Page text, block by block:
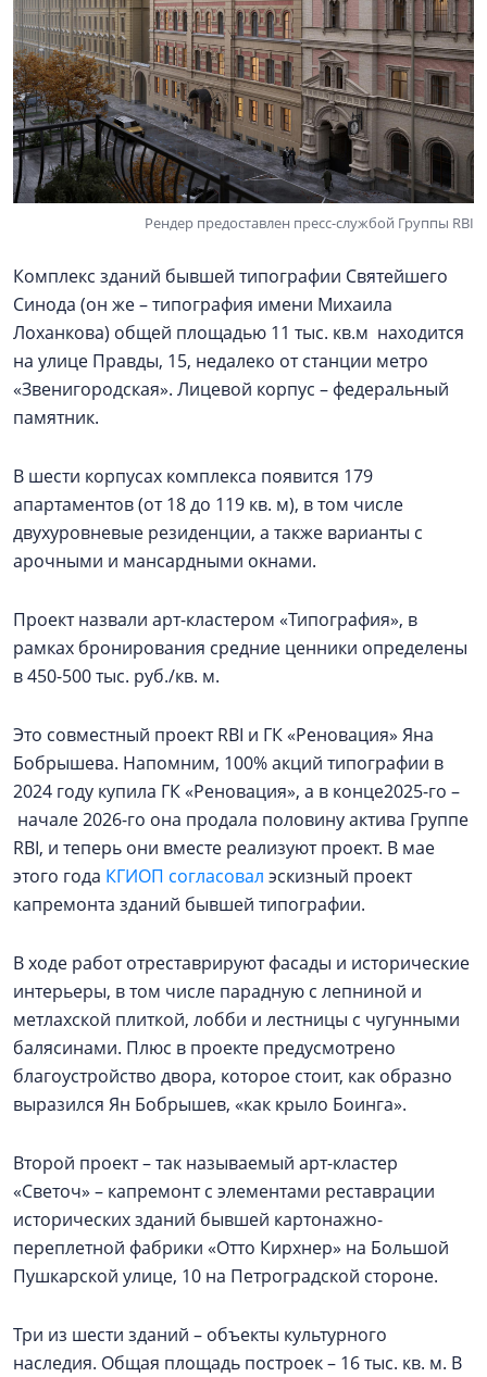
Рендер предоставлен пресс-службой Группы RBI
Комплекс зданий бывшей типографии Святейшего
Синода (он же – типография имени Михаила
Лоханкова) общей площадью 11 тыс. кв.м находится
на улице Правды, 15, недалеко от станции метро
«Звенигородская». Лицевой корпус – федеральный
памятник.
В шести корпусах комплекса появится 179
апартаментов (от 18 до 119 кв. м), в том числе
двухуровневые резиденции, а также варианты с
арочными и мансардными окнами.
Проект назвали арт-кластером «Типография», в
рамках бронирования средние ценники определены
в 450-500 тыс. руб./кв. м.
Это совместный проект RBI и ГК «Реновация» Яна
Бобрышева. Напомним, 100% акций типографии в
2024 году купила ГК «Реновация», а в конце2025-го –
начале 2026-го она продала половину актива Группе
RBI, и теперь они вместе реализуют проект. В мае
этого года КГИОП согласовал эскизный проект
капремонта зданий бывшей типографии.
В ходе работ отреставрируют фасады и исторические
интерьеры, в том числе парадную с лепниной и
метлахской плиткой, лобби и лестницы с чугунными
балясинами. Плюс в проекте предусмотрено
благоустройство двора, которое стоит, как образно
выразился Ян Бобрышев, «как крыло Боинга».
Второй проект – так называемый арт-кластер
«Светоч» – капремонт с элементами реставрации
исторических зданий бывшей картонажно-
переплетной фабрики «Отто Кирхнер» на Большой
Пушкарской улице, 10 на Петроградской стороне.
Три из шести зданий – объекты культурного
наследия. Общая площадь построек – 16 тыс. кв. м. В